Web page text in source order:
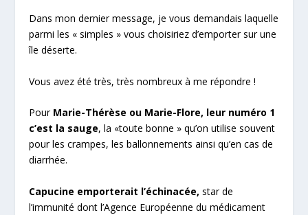
Dans mon dernier message, je vous demandais laquelle
parmi les « simples » vous choisiriez d’emporter sur une
île déserte.
Vous avez été très, très nombreux à me répondre !
Pour Marie-Thérèse ou Marie-Flore, leur numéro 1
c’est la sauge, la «toute bonne » qu’on utilise souvent
pour les crampes, lesballonnements ainsi qu’en cas de
diarrhée.
Capucine emporterait l’échinacée,star de
l’immunité dont l’Agence Européenne du médicament